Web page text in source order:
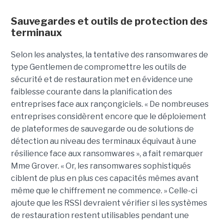
Sauvegardes et outils de protection des
terminaux
Selon les analystes, la tentative des ransomwares de
type Gentlemen de compromettre les outils de
sécurité et de restauration met en évidence une
faiblesse courante dans la planification des
entreprises face aux rançongiciels. « De nombreuses
entreprises considèrent encore que le déploiement
de plateformes de sauvegarde ou de solutions de
détection au niveau des terminaux équivaut à une
résilience face aux ransomwares », a fait remarquer
Mme Grover. « Or, les ransomwares sophistiqués
ciblent de plus en plus ces capacités mêmes avant
même que le chiffrement ne commence. » Celle-ci
ajoute que les RSSI devraient vérifier si les systèmes
de restauration restent utilisables pendant une